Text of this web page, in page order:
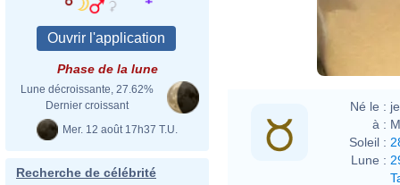
Phase de la lune
Lune décroissante, 27.62%
Dernier croissant
Mer. 12 août 17h37 T.U.
Recherche de célébrité
Né le :
à :
Soleil :
Lune :